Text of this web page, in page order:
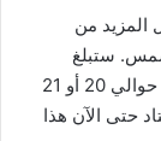
المزيد من
ستبلغ
درجات الحرارة في روتردام ولاهاي في المتوسط ​​حوالي 20 أو 21
حتى الآن هذا